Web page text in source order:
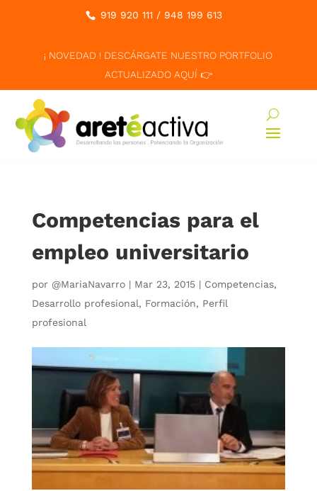
919 920 111 / 948 199 613
¡ NOVEDAD ! DESCÁRGATE NUESTRO PORTFOLIO
ACTUALIZADO AQUÍ 👉
Competencias para el
empleo universitario
por @MariaNavarro| Mar 23, 2015| Competencias,
Desarrollo profesional, Formación, Perfil
profesional